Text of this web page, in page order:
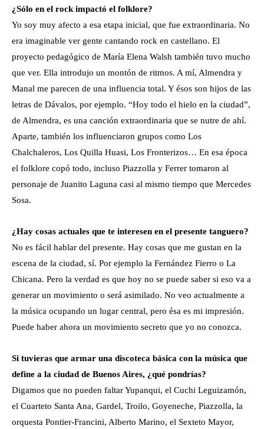
¿Sólo en el rock impactó el folklore?
Yo soy muy afecto a esa etapa inicial, que fue extraordinaria. No
era imaginable ver gente cantando rock en castellano. El
proyecto pedagógico de María Elena Walsh también tuvo mucho
que ver. Ella introdujo un montón de ritmos. A mí, Almendra y
Manal me parecen de una influencia total. Y ésos son hijos de las
letras de Dávalos, por ejemplo. “Hoy todo el hielo en la ciudad”,
de Almendra, es una canción extraordinaria que se nutre de ahí.
Aparte, también los influenciaron grupos como Los
Chalchaleros, Los Quilla Huasi, Los Fronterizos… En esa época
el folklore copó todo, incluso Piazzolla y Ferrer tomaron al
personaje de Juanito Laguna casi al mismo tiempo que Mercedes
Sosa.
¿Hay cosas actuales que te interesen en el presente tanguero?
No es fácil hablar del presente. Hay cosas que me gustan en la
escena de la ciudad, sí. Por ejemplo la Fernández Fierro o La
Chicana. Pero la verdad es que hoy no se puede saber si eso va a
generar un movimiento o será asimilado. No veo actualmente a
la música ocupando un lugar central, pero ésa es mi impresión.
Puede haber ahora un movimiento secreto que yo no conozca.
Si tuvieras que armar una discoteca básica con la música que
define a la ciudad de Buenos Aires, ¿qué pondrías?
Digamos que no pueden faltar Yupanqui, el Cuchi Leguizamón,
el Cuarteto Santa Ana, Gardel, Troilo, Goyeneche, Piazzolla, la
orquesta Pontier-Francini, Alberto Marino, el Sexteto Mayor,